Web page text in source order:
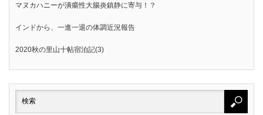
マヌカハニーが潰瘍性大腸炎鎮静に寄与！？
インドから、一進一退の体調近況報告
2020秋の里山十帖宿泊記(3)